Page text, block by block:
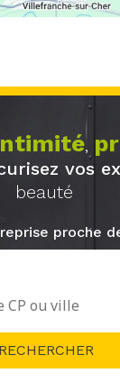
,
vos
beauté
proche